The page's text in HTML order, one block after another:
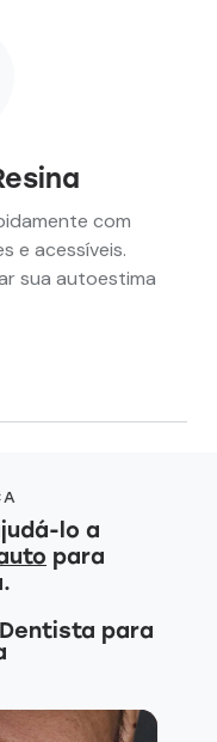
com
e acessíveis.
sua autoestima
lo a
para
para